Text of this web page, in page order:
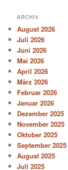
ARCHIV
August 2026
Juli 2026
Juni 2026
Mai 2026
April 2026
März 2026
Februar 2026
Januar 2026
Dezember 2025
November 2025
Oktober 2025
September 2025
August 2025
Juli 2025